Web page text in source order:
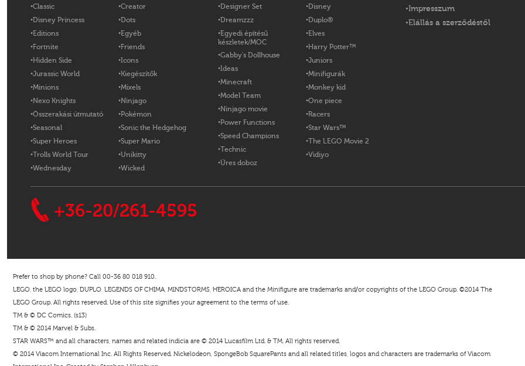
Classic
Disney Princess
Editions
Fortnite
Hidden Side
Jurassic World
Minions
Nexo Knights
Összerakási útmutató
Seasonal
Super Heroes
Trolls World Tour
Wednesday
Creator
Dots
Egyéb
Friends
Icons
Kiegészítők
Mixels
Ninjago
Pokémon
Sonic the Hedgehog
Super Mario
Unikitty
Wicked
Designer Set
Dreamzzz
Egyedi építésű
készletek/MOC
Gabby's Dollhouse
Ideas
Minecraft
Model Team
Ninjago movie
Power Functions
Speed Champions
Technic
Üres doboz
Disney
Duplo®
Elves
Harry Potter™
Juniors
Minifigurák
Monkey kid
One piece
Racers
Star Wars™
The LEGO Movie 2
Vidiyo
Impresszum
Elállás a szerződéstől
+36-20/261-4595
Prefer to shop by phone? Call 00-36 80 018 910.
LEGO, the LEGO logo, DUPLO, LEGENDS OF CHIMA, MINDSTORMS, HEROICA and the Minifigure are trademarks and/or copyrights of the LEGO Group. ©2014 The
LEGO Group. All rights reserved. Use of this site signifies your agreement to the terms of use.
TM & © DC Comics. (s13)
TM & © 2014 Marvel & Subs.
STAR WARS™ and all characters, names and related indicia are © 2014 Lucasfilm Ltd. & TM. All rights reserved.
© 2014 Viacom International Inc. All Rights Reserved. Nickelodeon, SpongeBob SquarePants and all related titles, logos and characters are trademarks of Viacom